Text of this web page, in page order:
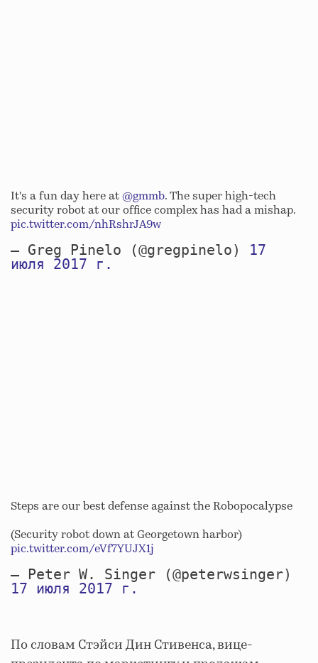
It's a fun day here at@gmmb. The super high-tech
security robot at our office complex has had a mishap.
pic.twitter.com/nhRshrJA9w
— Greg Pinelo (@gregpinelo) 17
июля 2017 г.
Steps are our best defense against the Robopocalypse
(Security robot down at Georgetown harbor)
pic.twitter.com/eVf7YUJX1j
— Peter W. Singer (@peterwsinger)
17 июля 2017 г.
По словам Стэйси Дин Стивенса, вице-